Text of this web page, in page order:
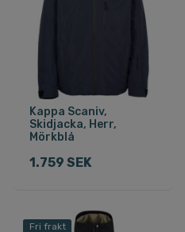
Kappa Scaniv,
Skidjacka, Herr,
Mörkblå
1.759 SEK
Fri frakt